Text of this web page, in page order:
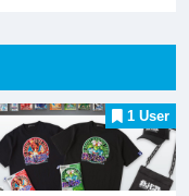
1 User